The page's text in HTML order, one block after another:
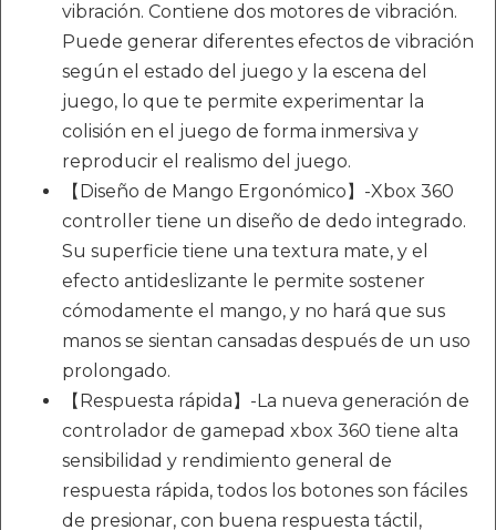
vibración. Contiene dos motores de vibración.
Puede generar diferentes efectos de vibración
según el estado del juego y la escena del
juego, lo que te permite experimentar la
colisión en el juego de forma inmersiva y
reproducir el realismo del juego.
【Diseño de Mango Ergonómico】-Xbox 360
controller tiene un diseño de dedo integrado.
Su superficie tiene una textura mate, y el
efecto antideslizante le permite sostener
cómodamente el mango, y no hará que sus
manos se sientan cansadas después de un uso
prolongado.
【Respuesta rápida】-La nueva generación de
controlador de gamepad xbox 360 tiene alta
sensibilidad y rendimiento general de
respuesta rápida, todos los botones son fáciles
de presionar, con buena respuesta táctil,